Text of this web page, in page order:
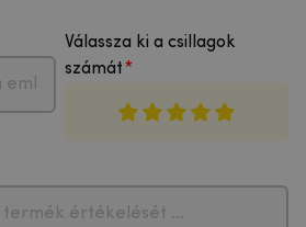
Válassza ki a csillagok
számát